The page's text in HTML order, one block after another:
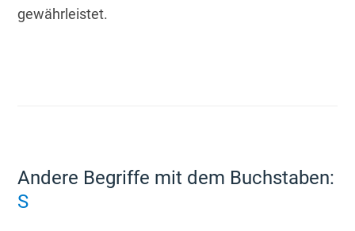
gewährleistet.
Andere Begriffe mit dem Buchstaben:
S